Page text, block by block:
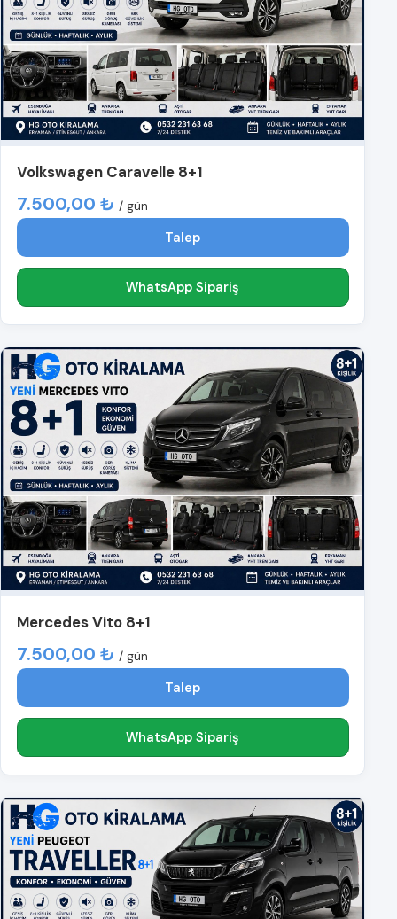
Volkswagen Caravelle 8+1
7.500,00 ₺ / gün
Talep
WhatsApp Sipariş
Mercedes Vito 8+1
7.500,00 ₺ / gün
Talep
WhatsApp Sipariş